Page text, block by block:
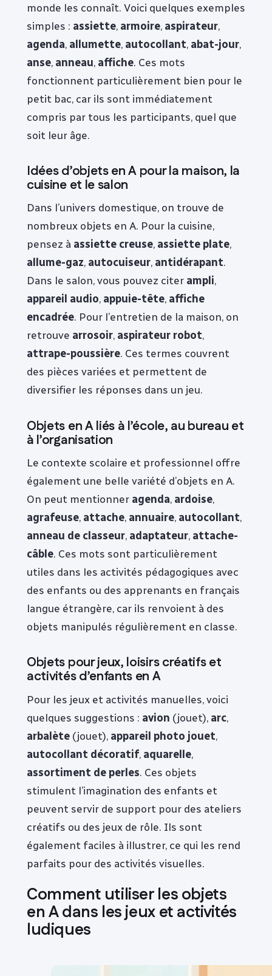
monde les connaît. Voici quelques exemples
simples : assiette, armoire, aspirateur,
agenda, allumette, autocollant, abat-jour,
anse, anneau, affiche. Ces mots
fonctionnent particulièrement bien pour le
petit bac, car ils sont immédiatement
compris par tous les participants, quel que
soit leur âge.
Idées d’objets en A pour la maison, la
cuisine et le salon
Dans l’univers domestique, on trouve de
nombreux objets en A. Pour la cuisine,
pensez à assiette creuse, assiette plate,
allume-gaz, autocuiseur, antidérapant.
Dans le salon, vous pouvez citer ampli,
appareil audio, appuie-tête, affiche
encadrée. Pour l’entretien de la maison, on
retrouve arrosoir, aspirateur robot,
attrape-poussière. Ces termes couvrent
des pièces variées et permettent de
diversifier les réponses dans un jeu.
Objets en A liés à l’école, au bureau et
à l’organisation
Le contexte scolaire et professionnel offre
également une belle variété d’objets en A.
On peut mentionner agenda, ardoise,
agrafeuse, attache, annuaire, autocollant,
anneau de classeur, adaptateur, attache-
câble. Ces mots sont particulièrement
utiles dans les activités pédagogiques avec
des enfants ou des apprenants en français
langue étrangère, car ils renvoient à des
objets manipulés régulièrement en classe.
Objets pour jeux, loisirs créatifs et
activités d’enfants en A
Pour les jeux et activités manuelles, voici
quelques suggestions : avion (jouet), arc,
arbalète (jouet), appareil photo jouet,
autocollant décoratif, aquarelle,
assortiment de perles. Ces objets
stimulent l’imagination des enfants et
peuvent servir de support pour des ateliers
créatifs ou des jeux de rôle. Ils sont
également faciles à illustrer, ce qui les rend
parfaits pour des activités visuelles.
Comment utiliser les objets
en A dans les jeux et activités
ludiques